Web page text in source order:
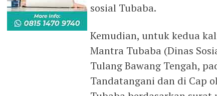
sosial Tubaba.
Kemudian, untuk kedua
Mantra Tubaba (Dinas
Tulang Bawang Tengah,
Tandatangani dan di Cap